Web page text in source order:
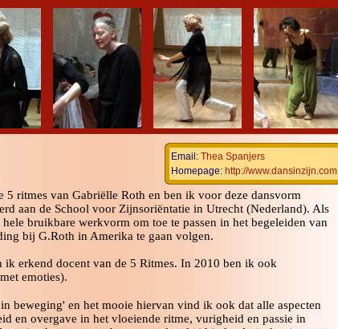
Email: Thea Spanjers
Homepage: http://www.dansinzijn.com